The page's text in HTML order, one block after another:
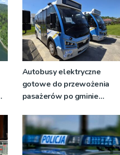
Autobusy elektryczne
gotowe do przewożenia
pasażerów po gminie